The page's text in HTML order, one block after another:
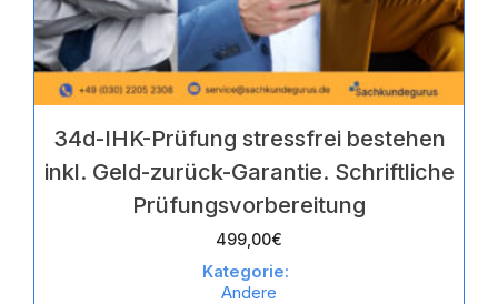
34d-IHK-Prüfung stressfrei bestehen
inkl. Geld-zurück-Garantie. Schriftliche
Prüfungsvorbereitung
499,00€
Kategorie:
Andere